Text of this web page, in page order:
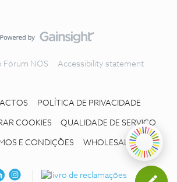
Fórum NOS Accessibility statement
POLÍTICA DE PRIVACIDADE
COOKIES QUALIDADE DE SERVIÇO
E CONDIÇÕES WHOLESALE